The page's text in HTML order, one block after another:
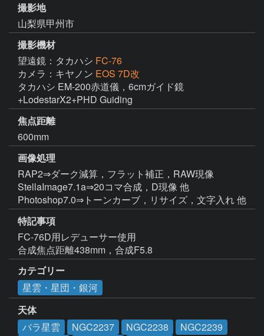
撮影地
山梨県甲州市
撮影機材
望遠鏡：タカハシ FC-76
カメラ：キヤノン EOS 7D改
タカハシ EM-200赤道儀，6cmガイド鏡
+LodestarX2+PHD Guiding
焦点距離
600mm
画像処理
RAP2⇒ダーク減算，フラット補正，RAW現像
StellaImage7.1a⇒20コマ合成，D現像 他
Photoshop7.0⇒トーンカーブ，リサイズ，文字入れ 他
特記事項
FC-76D用レデューサー使用
合成焦点距離438mm，合成F5.8
カテゴリー
星雲・星団・銀河
天体
バラ星雲
NGC2237 NGC2238
NGC2239